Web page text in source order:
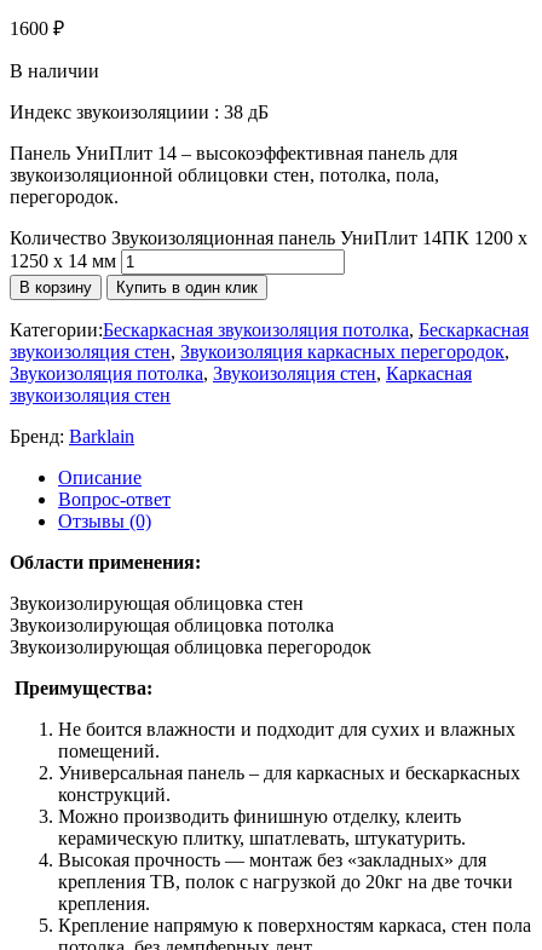
1600 ₽
В наличии
Индекс звукоизоляциии : 38 дБ
Панель УниПлит 14 – высокоэффективная панель для
звукоизоляционной облицовки стен, потолка, пола,
перегородок.
Количество Звукоизоляционная панель УниПлит 14ПК 1200 х
1250 х 14 мм
В корзину Купить в один клик
Категории:Бескаркасная звукоизоляция потолка, Бескаркасная
звукоизоляция стен, Звукоизоляция каркасных перегородок,
Звукоизоляция потолка, Звукоизоляция стен, Каркасная
звукоизоляция стен
Бренд: Barklain
Описание
Вопрос-ответ
Отзывы (0)
Области применения:
Звукоизолирующая облицовка стен
Звукоизолирующая облицовка потолка
Звукоизолирующая облицовка перегородок
Преимущества:
Не боится влажности и подходит для сухих и влажных
помещений.
Универсальная панель – для каркасных и бескаркасных
конструкций.
Можно производить финишную отделку, клеить
керамическую плитку, шпатлевать, штукатурить.
Высокая прочность — монтаж без «закладных» для
крепления ТВ, полок с нагрузкой до 20кг на две точки
крепления.
Крепление напрямую к поверхностям каркаса, стен пола